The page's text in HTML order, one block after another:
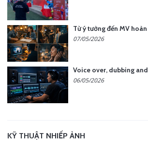
07/05/2026
06/05/2026
KỸ THUẬT NHIẾP ẢNH